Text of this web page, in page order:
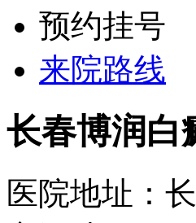
预约挂号
来院路线
长春博润白
医院地址：